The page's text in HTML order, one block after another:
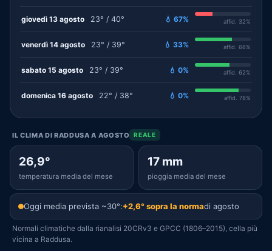
giovedì 13 agosto 23° / 40° 💧 67% affid. 32%
venerdì 14 agosto 23° / 39° 💧 33% affid. 66%
sabato 15 agosto 23° / 39° 💧 0% affid. 62%
domenica 16 agosto 22° / 38° 💧 0% affid. 78%
IL CLIMA DI RADDUSA A AGOSTO REALE
26,9°
temperatura media del mese
17 mm
pioggia media del mese
Oggi media prevista ~30°:+2,6° sopra la normadi agosto
Normali climatiche dalla rianalisi 20CRv3 e GPCC (1806–2015), cella più
vicina a Raddusa.